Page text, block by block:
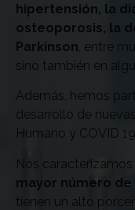
hipertensión, la
osteoporosis, la
Parkinson , entre
sino también en
Además, hemos
desarrollo de
Humano y COVID 19
Nos
mayor número
tienen un alto